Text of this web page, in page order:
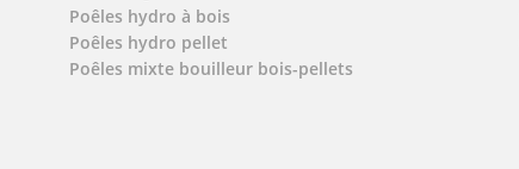
Poêles hydro à bois
Poêles hydro pellet
Poêles mixte bouilleur bois-pellets